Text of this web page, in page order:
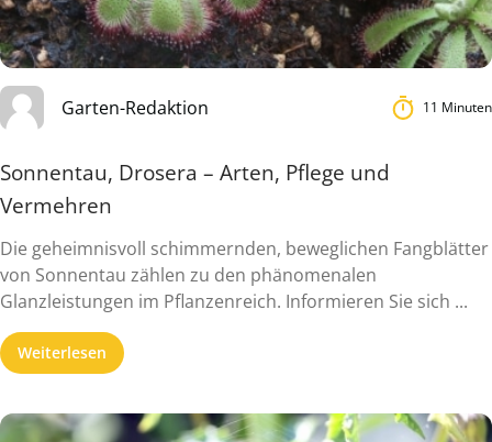
Garten-Redaktion 11 Minuten
Sonnentau, Drosera – Arten, Pflege und
Vermehren
Die geheimnisvoll schimmernden, beweglichen Fangblätter
von Sonnentau zählen zu den phänomenalen
Glanzleistungen im Pflanzenreich. Informieren Sie sich ...
Weiterlesen